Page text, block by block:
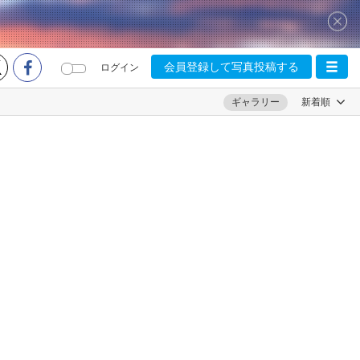
ログイン 会員登録して写真投稿する
ギャラリー 新着順